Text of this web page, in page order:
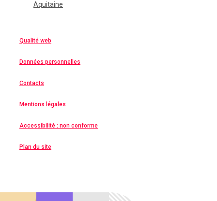
Aquitaine
Qualité web
Données personnelles
Contacts
Mentions légales
Accessibilité : non conforme
Plan du site